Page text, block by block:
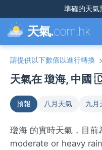
準確的天氣
天氣.com.hk
請提供以下數值以進行轉換
天氣在 瓊海, 中
預報 八月天氣 九月
瓊海 的實時天氣，目前
moderate or heavy